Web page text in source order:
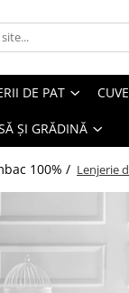
DE PAT
ȘI GRĂDINĂ
100% / Lenjerie